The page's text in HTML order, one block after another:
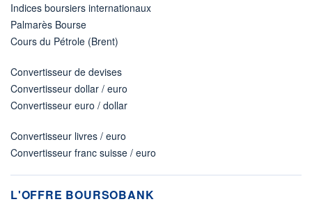
Indices boursiers internationaux
Palmarès Bourse
Cours du Pétrole (Brent)
Convertisseur de devises
Convertisseur dollar / euro
Convertisseur euro / dollar
Convertisseur livres / euro
Convertisseur franc suisse / euro
L'OFFRE BOURSOBANK